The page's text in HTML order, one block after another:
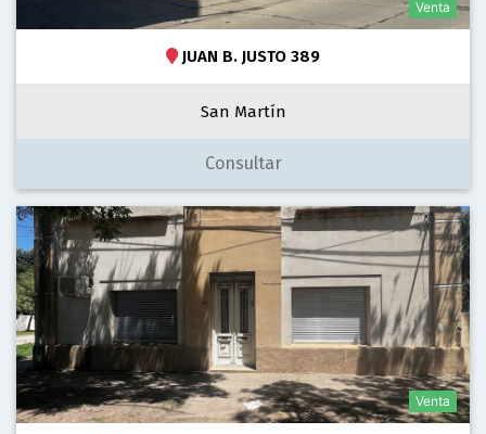
Venta
JUAN B. JUSTO 389
San Martín
Consultar
Venta